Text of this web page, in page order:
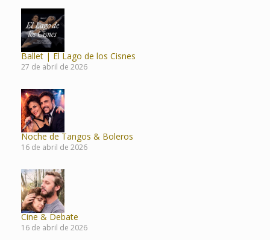
Ballet | El Lago de los Cisnes
27 de abril de 2026
Noche de Tangos & Boleros
16 de abril de 2026
Cine & Debate
16 de abril de 2026